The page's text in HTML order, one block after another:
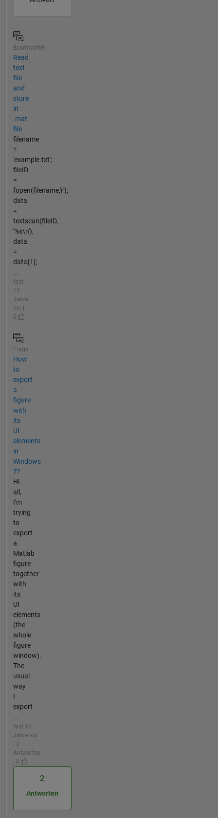
Beantwortet
Read
text
file
and
store
in
.mat
file
filename
=
'example.txt';
fileID
=
fopen(filename,'r');
data
=
textscan(fileID,
'%s\n');
data
=
data{1};
...
fast
13
Jahre
vor |
0
Frage
How
to
export
a
figure
with
its
UI
elements
in
Windows
7?
Hi
all,
I'm
trying
to
export
a
Matlab
figure
together
with
its
UI
elements
(the
whole
figure
window).
The
usual
way
I
export
...
fast 13
Jahre vor
| 2
Antworten
| 0
2
Antworten